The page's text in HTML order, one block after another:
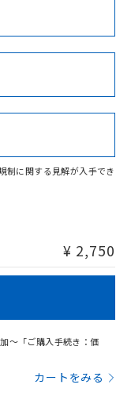
Cr(VI)
ります。
No
/適合状況ページへ
らご検索ください
制に関する見解が入手でき
¥ 2,750
～「ご購入手続き：価
カートをみる